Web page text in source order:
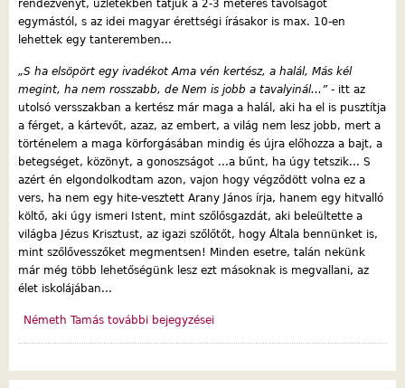
rendezvényt, üzletekben tatjuk a 2-3 méteres távolságot
egymástól, s az idei magyar érettségi írásakor is max. 10-en
lehettek egy tanteremben...
„S ha elsöpört egy ivadékot Ama vén kertész, a halál, Más kél
megint, ha nem rosszabb, de Nem is jobb a tavalyinál...”- itt az
utolsó versszakban a kertész már maga a halál, aki ha el is pusztítja
a férget, a kártevőt, azaz, az embert, a világ nem lesz jobb, mert a
történelem a maga körforgásában mindig és újra előhozza a bajt, a
betegséget, közönyt, a gonoszságot ...a bűnt, ha úgy tetszik... S
azért én elgondolkodtam azon, vajon hogy végződött volna ez a
vers, ha nem egy hite-vesztett Arany János írja, hanem egy hitvalló
költő, aki úgy ismeri Istent, mint szőlősgazdát, aki beleültette a
világba Jézus Krisztust, az igazi szőlőtőt, hogy Általa bennünket is,
mint szőlővesszőket megmentsen! Minden esetre, talán nekünk
már még több lehetőségünk lesz ezt másoknak is megvallani, az
élet iskolájában...
Németh Tamás további bejegyzései